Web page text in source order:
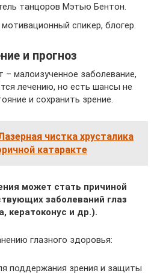
танцоров Мэтью Бентон.
спикер, блогер.
и прогноз
– малоизученное заболевание,
лечению, но есть шансы не
и сохранить зрение.
чистка хрусталика
катаракте
может стать причиной
заболеваний глаз
кератоконус и др.).
глазного здоровья:
поддержания зрения и защиты